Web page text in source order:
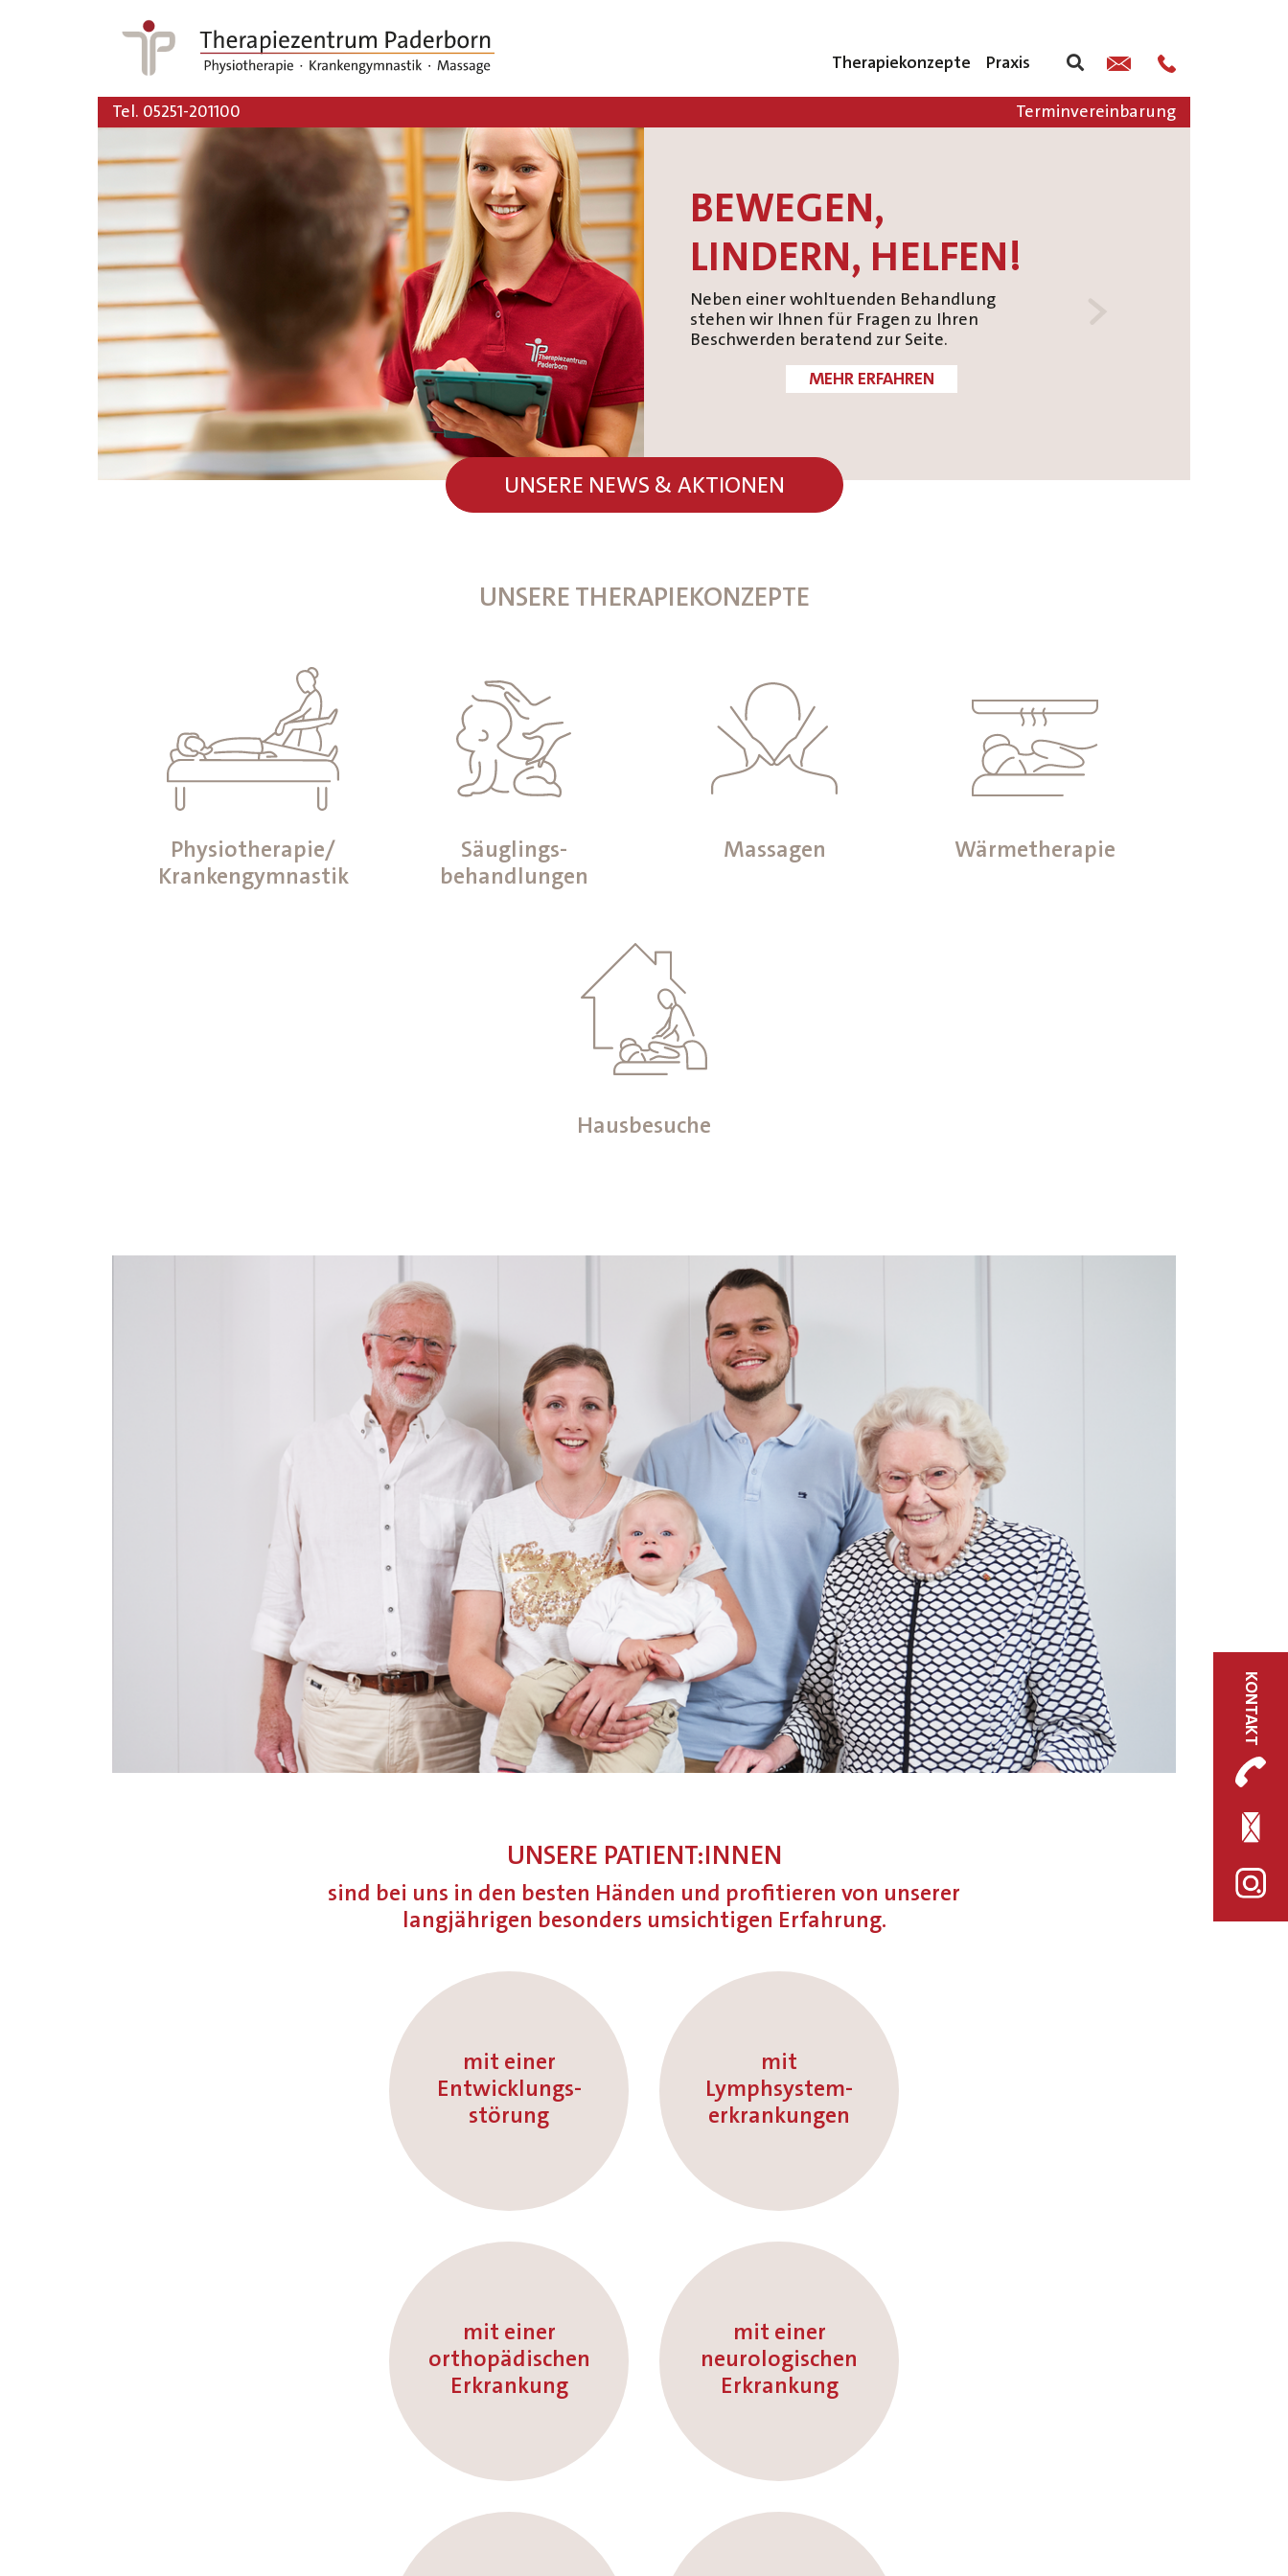
Therapiekonzepte Praxis
Tel. 05251-201100 Terminvereinbarung
BEWEGEN,
LINDERN, HELFEN!
Neben einer wohltuenden Behandlung
stehen wir Ihnen für Fragen zu Ihren
Beschwerden beratend zur Seite.
MEHR ERFAHREN
UNSERE NEWS & AKTIONEN
KONTAKT
UNSERE THERAPIEKONZEPTE
Physiotherapie/
Krankengymnastik
Säuglings-
behandlungen
Massagen Wärmetherapie
Hausbesuche
UNSERE PATIENT:INNEN
sind bei uns in den besten Händen und profitieren von unserer
langjährigen besonders umsichtigen Erfahrung.
mit einer
Entwicklungs-
störung
mit
Lymphsystem-
erkrankungen
mit einer
orthopädischen
Erkrankung
mit einer
neurologischen
Erkrankung